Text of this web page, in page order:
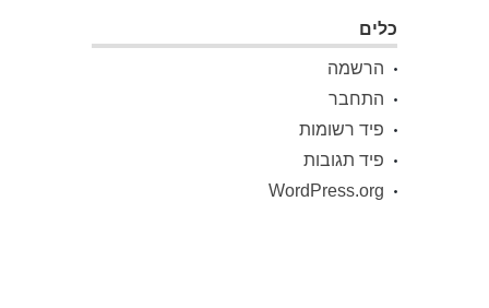
כלים
הרשמה
התחבר
פיד רשומות
פיד תגובות
WordPress.org